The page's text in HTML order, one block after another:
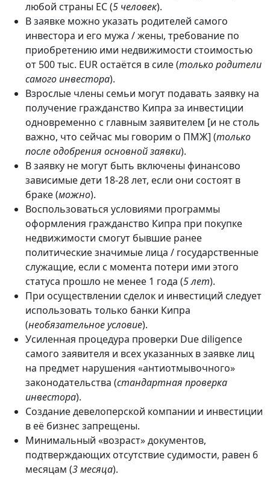
любой страны ЕС (5 человек).
В заявке можно указать родителей самого
инвестора и его мужа / жены, требование по
приобретению ими недвижимости стоимостью
от 500 тыс. EUR остаётся в силе (только родители
самого инвестора).
Взрослые члены семьи могут подавать заявку на
получение гражданство Кипра за инвестиции
одновременно с главным заявителем [и не столь
важно, что сейчас мы говорим о ПМЖ] (только
после одобрения основной заявки).
В заявку не могут быть включены финансово
зависимые дети 18-28 лет, если они состоят в
браке (можно).
Воспользоваться условиями программы
оформления гражданство Кипра при покупке
недвижимости смогут бывшие ранее
политические значимые лица / государственные
служащие, если с момента потери ими этого
статуса прошло не менее 1 года (5 лет).
При осуществлении сделок и инвестиций следует
использовать только банки Кипра
(необязательное условие).
Усиленная процедура проверки Due diligence
самого заявителя и всех указанных в заявке лиц
на предмет нарушения «антиотмывочного»
законодательства (стандартная проверка
инвестора).
Создание девелоперской компании и инвестиции
в её бизнес запрещены.
Минимальный «возраст» документов,
подтверждающих отсутствие судимости, равен 6
месяцам (3 месяца).